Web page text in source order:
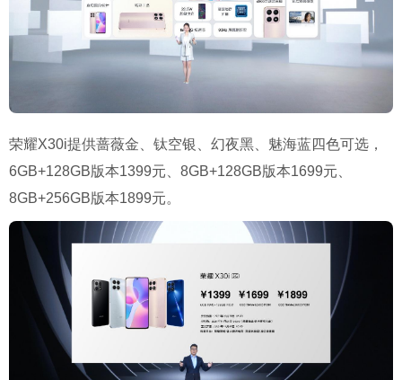
荣耀X30i提供蔷薇金、钛空银、幻夜黑、魅海蓝四色可选，
6GB+128GB版本1399元、8GB+128GB版本1699元、
8GB+256GB版本1899元。